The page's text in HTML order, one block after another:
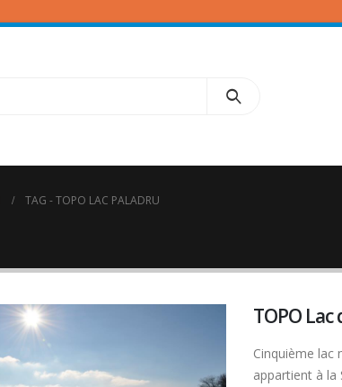
TAG -TOPO LAC PALADRU
TOPO
Cinquième lac
appartient à la